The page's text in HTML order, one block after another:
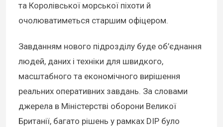
та Королівської морської піхоти й
очолюватиметься старшим офіцером.
Завданням нового підрозділу буде об’єднання
людей, даних і техніки для швидкого,
масштабного та економічного вирішення
реальних оперативних завдань. За словами
джерела в Міністерстві оборони Великої
Британії, багато рішень у рамках DIP було